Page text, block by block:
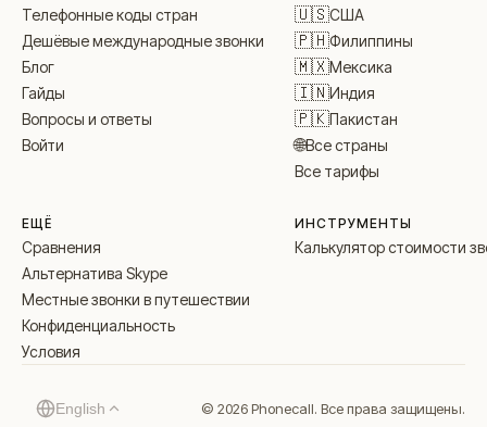
Телефонные коды стран
Дешёвые международные звонки
Блог
Гайды
Вопросы и ответы
Войти
🇺🇸США
🇵🇭Филиппины
🇲🇽Мексика
🇮🇳Индия
🇵🇰Пакистан
🌐Все страны
Все тарифы
ЕЩЁ
Сравнения
Альтернатива Skype
Местные звонки в путешествии
Конфиденциальность
Условия
ИНСТРУМЕНТЫ
Калькулятор стоимости
English © 2026 Phonecall. Все права защищены.